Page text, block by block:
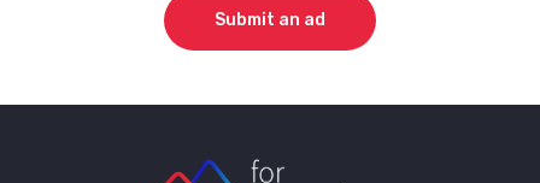
Submit an ad